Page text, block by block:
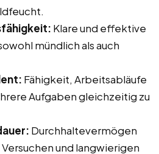
Klare und effektive
mündlich als auch
Fähigkeit, Arbeitsabläufe
Aufgaben gleichzeitig zu
Durchhaltevermögen
und langwierigen